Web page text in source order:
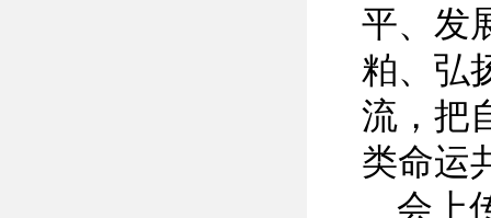
平、发
粕、弘
流，把
类命运
会上